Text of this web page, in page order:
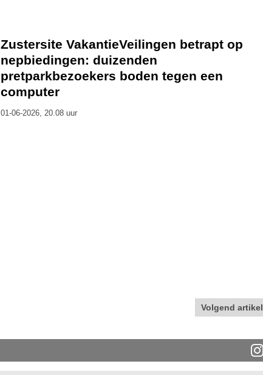
Zustersite VakantieVeilingen betrapt op
nepbiedingen: duizenden
pretparkbezoekers boden tegen een
computer
01-06-2026, 20.08 uur
Volgend artikel